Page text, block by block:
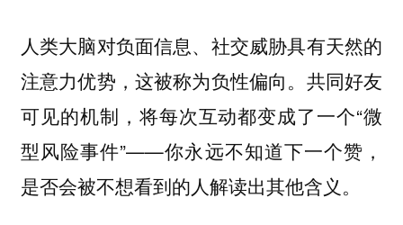
人类大脑对负面信息、社交威胁具有天然的
注意力优势，这被称为负性偏向。共同好友
可见的机制，将每次互动都变成了一个“微
型风险事件”——你永远不知道下一个赞，
是否会被不想看到的人解读出其他含义。